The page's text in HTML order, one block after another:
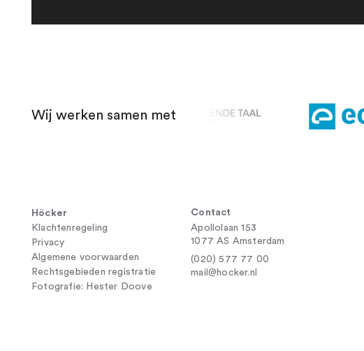
Wij werken samen met
Höcker
Klachtenregeling
Privacy
Algemene voorwaarden
Rechtsgebieden registratie
Fotografie: Hester Doove
Contact
Apollolaan 153
1077 AS Amsterdam
(020) 577 77 00
mail@hocker.nl